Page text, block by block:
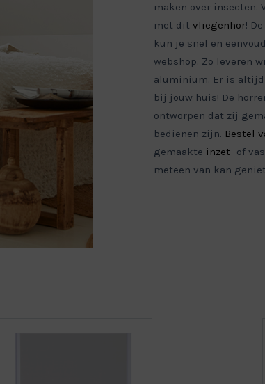
maken over
met ditvliegenhor!
kun je snel en
webshop. Zo leveren
aluminium. Er is
bij jouw huis! De
ontworpen dat zij
bedienen zijn. Bestel
gemaakte inzet- of
meteen van kan